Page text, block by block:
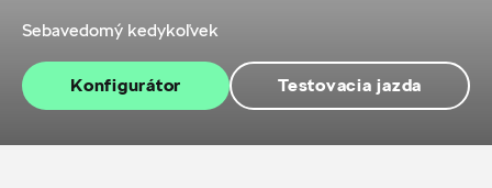
Sebavedomý kedykoľvek
Konfigurátor Testovacia jazda